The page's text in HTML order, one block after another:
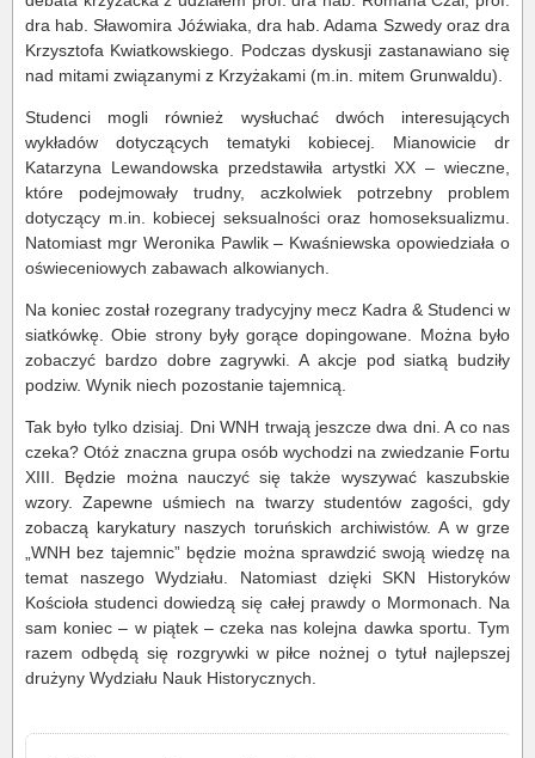
dra hab. Sławomira Jóźwiaka, dra hab. Adama Szwedy oraz dra
Krzysztofa Kwiatkowskiego. Podczas dyskusji zastanawiano się
nad mitami związanymi z Krzyżakami (m.in. mitem Grunwaldu).
Studenci mogli również wysłuchać dwóch interesujących
wykładów dotyczących tematyki kobiecej. Mianowicie dr
Katarzyna Lewandowska przedstawiła artystki XX – wieczne,
które podejmowały trudny, aczkolwiek potrzebny problem
dotyczący m.in. kobiecej seksualności oraz homoseksualizmu.
Natomiast mgr Weronika Pawlik – Kwaśniewska opowiedziała o
oświeceniowych zabawach alkowianych.
Na koniec został rozegrany tradycyjny mecz Kadra & Studenci w
siatkówkę. Obie strony były gorące dopingowane. Można było
zobaczyć bardzo dobre zagrywki. A akcje pod siatką budziły
podziw. Wynik niech pozostanie tajemnicą.
Tak było tylko dzisiaj. Dni WNH trwają jeszcze dwa dni. A co nas
czeka? Otóż znaczna grupa osób wychodzi na zwiedzanie Fortu
XIII. Będzie można nauczyć się także wyszywać kaszubskie
wzory. Zapewne uśmiech na twarzy studentów zagości, gdy
zobaczą karykatury naszych toruńskich archiwistów. A w grze
„WNH bez tajemnic” będzie można sprawdzić swoją wiedzę na
temat naszego Wydziału. Natomiast dzięki SKN Historyków
Kościoła studenci dowiedzą się całej prawdy o Mormonach. Na
sam koniec – w piątek – czeka nas kolejna dawka sportu. Tym
razem odbędą się rozgrywki w piłce nożnej o tytuł najlepszej
drużyny Wydziału Nauk Historycznych.